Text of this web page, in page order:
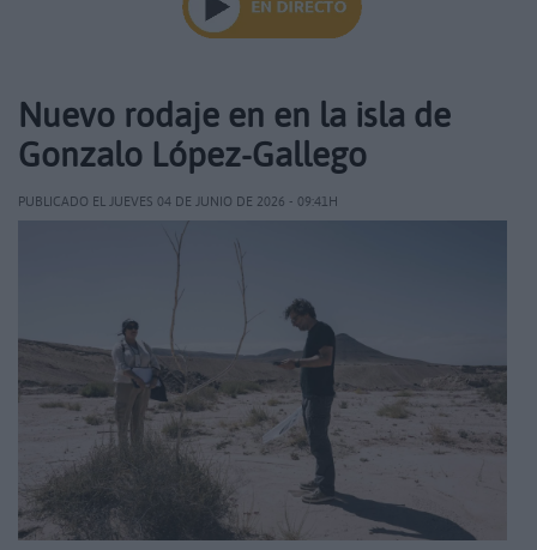
Nuevo rodaje en en la isla de
Gonzalo López-Gallego
PUBLICADO EL JUEVES 04 DE JUNIO DE 2026 - 09:41H